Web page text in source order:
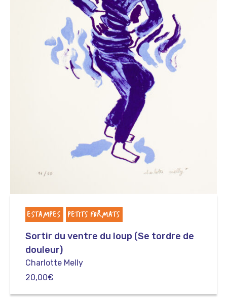
ESTAMPES PETITS FORMATS
Sortir du ventre du loup (Se tordre de
douleur)
Charlotte Melly
20,00€